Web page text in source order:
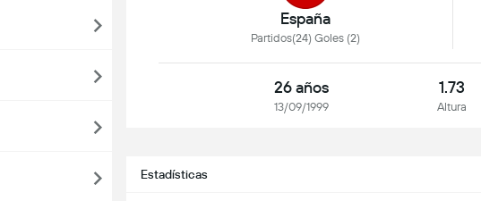
España
Partidos(24) Goles (2)
26 años
13/09/1999
1.73
Altura
Estadísticas